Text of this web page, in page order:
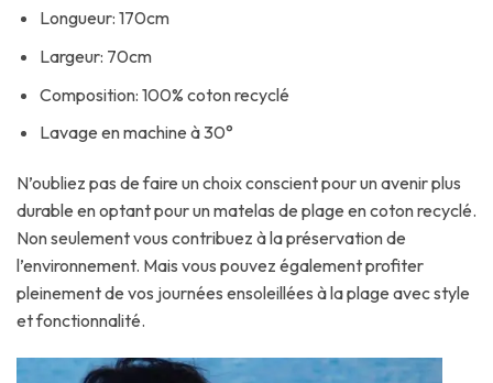
Longueur: 170cm
Largeur: 70cm
Composition: 100% coton recyclé
Lavage en machine à 30°
N’oubliez pas de faire un choix conscient pour un avenir plus
durable en optant pour un matelas de plage en coton recyclé.
Non seulement vous contribuez à la préservation de
l’environnement. Mais vous pouvez également profiter
pleinement de vos journées ensoleillées à la plage avec style
et fonctionnalité.